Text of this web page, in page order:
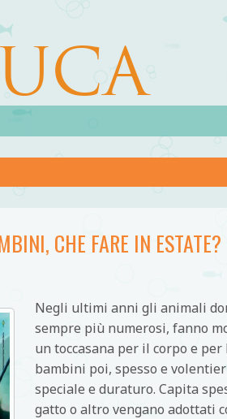
CHE FARE IN ESTATE?
Negli ultimi anni gli animali
sempre più numerosi, fanno
un toccasana per il corpo e per
bambini poi, spesso e
speciale e duraturo. Capita
gatto o altro vengano adottati